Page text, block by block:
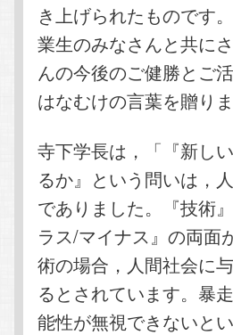
き上げられたものです
業生のみなさんと共に
んの今後のご健勝とご
はなむけの言葉を贈りま
寺下学長は，「『新し
るか』という問いは，
でありました。『技術
ラス/マイナス』の両面
術の場合，人間社会に
るとされています。暴
能性が無視できないと